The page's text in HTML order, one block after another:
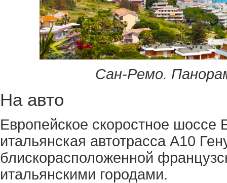
Сан-Ремо.
На авто
Европейское скоростное шоссе
итальянская автотрасса A10
блискорасположенной
итальянскими городами.